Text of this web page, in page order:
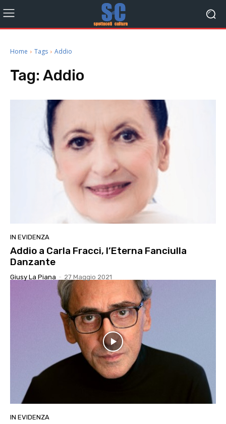
Home Tags Addio
Tag: Addio
IN EVIDENZA
Addio a Carla Fracci, l’Eterna Fanciulla
Danzante
Giusy La Piana - 27 Maggio 2021
IN EVIDENZA